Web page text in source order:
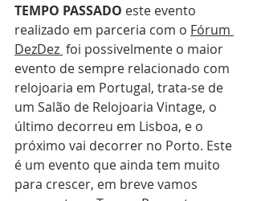
TEMPO PASSADO este evento
realizado em parceria com o Fórum
DezDez foi possivelmente o maior
evento de sempre relacionado com
relojoaria em Portugal, trata-se de
um Salão de Relojoaria Vintage, o
último decorreu em Lisboa, e o
próximo vai decorrer no Porto. Este
é um evento que ainda tem muito
para crescer, em breve vamos